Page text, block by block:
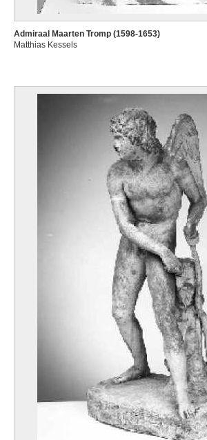
Admiraal Maarten Tromp (1598-1653)
Matthias Kessels